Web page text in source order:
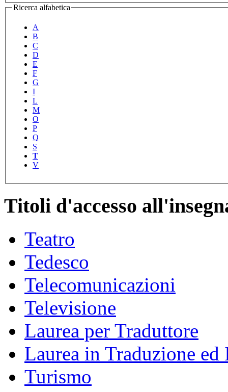
Ricerca alfabetica
A
B
C
D
E
F
G
I
L
M
O
P
Q
S
T
V
Titoli d'accesso
Teatro
Tedesco
Telecomunicazioni
Televisione
Laurea per Traduttore
Laurea in Traduzione ed
Turismo